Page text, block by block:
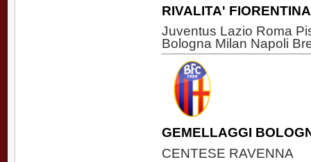
RIVALITA'
Juventus Lazio Roma
Bologna Milan Napoli
GEMELLAGGI
CENTESE RAVENNA